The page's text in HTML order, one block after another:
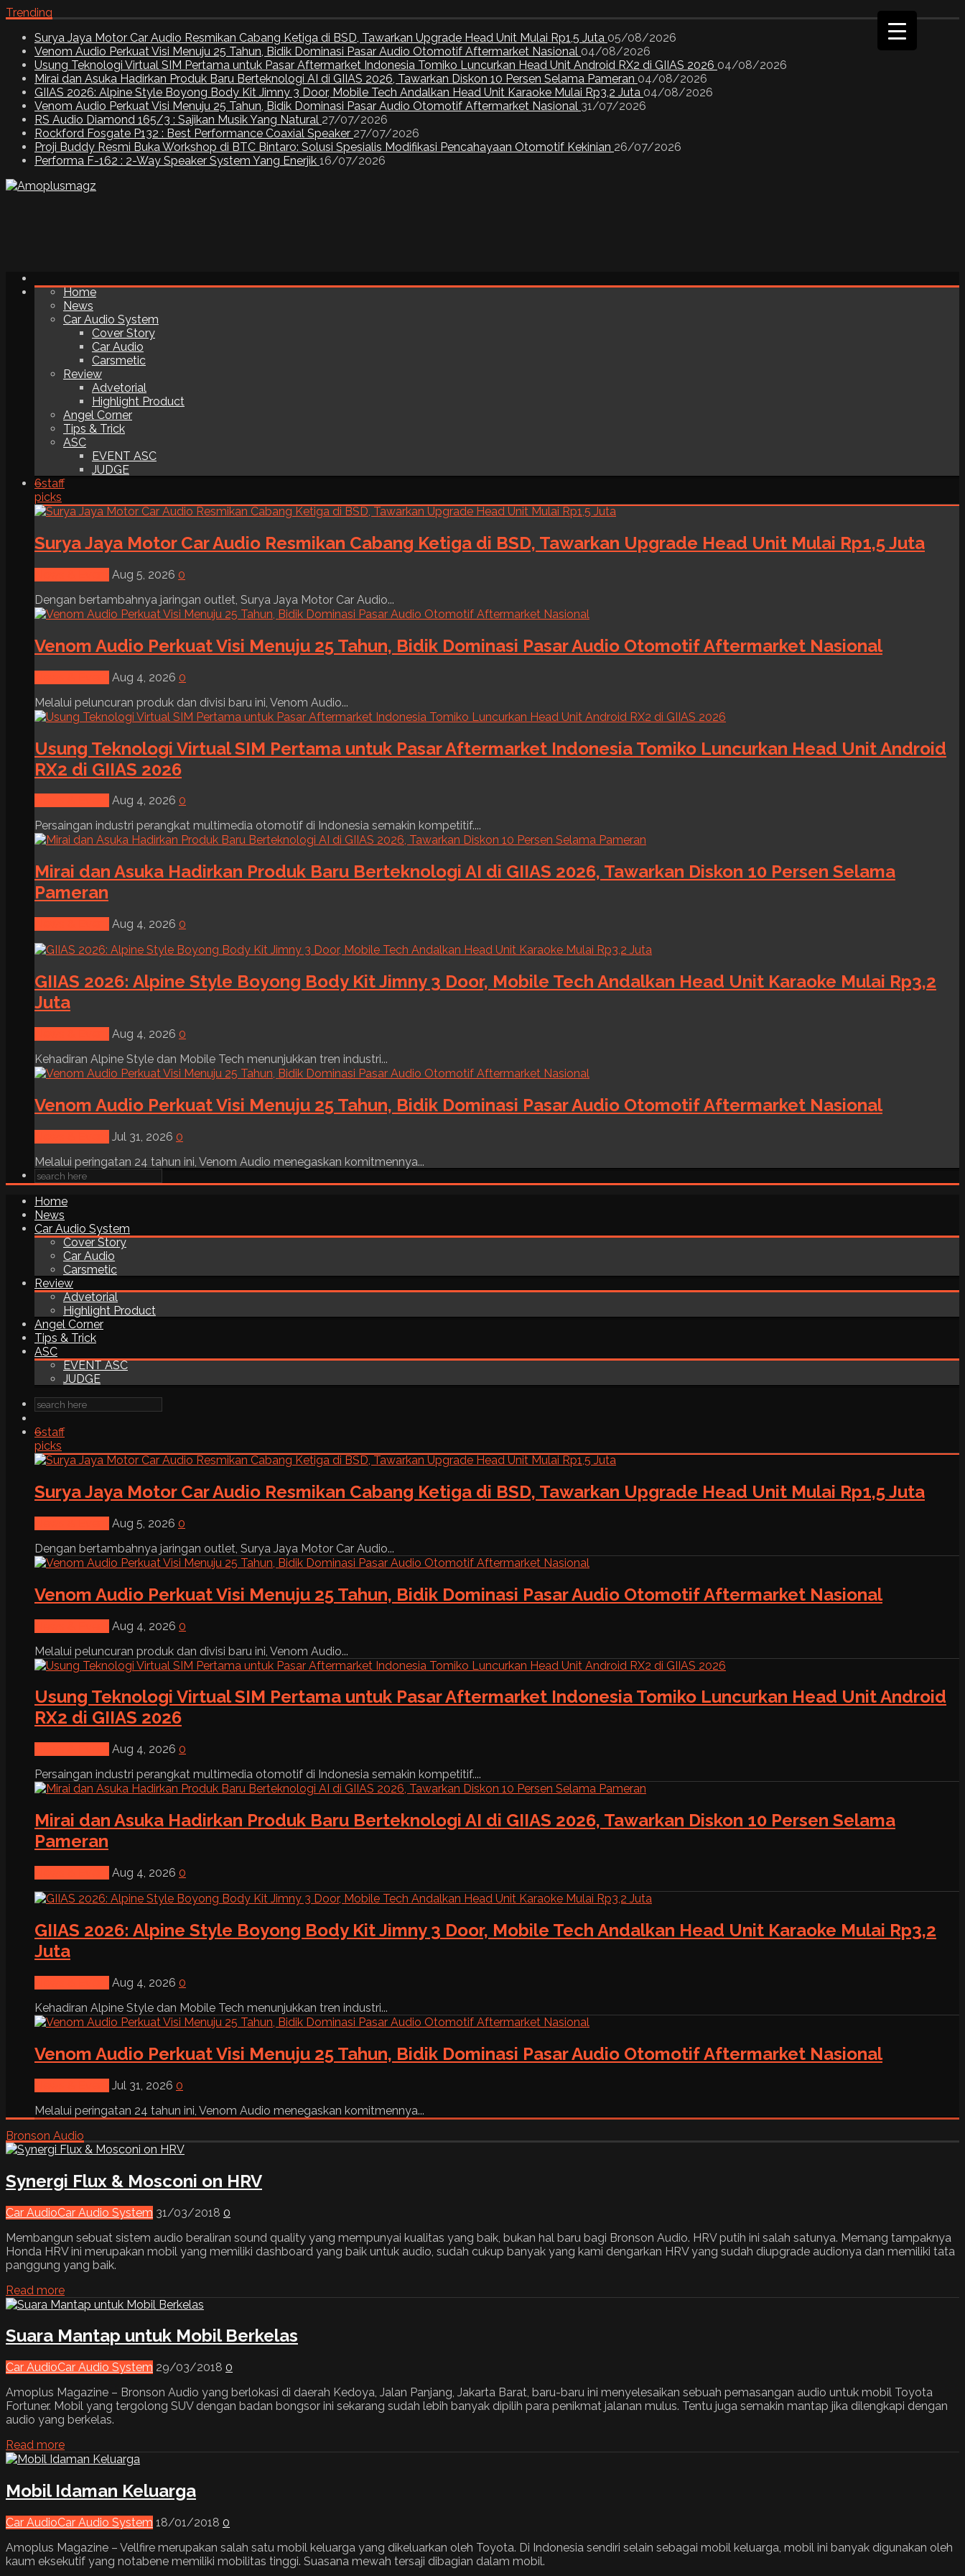
Trending
Surya Jaya Motor Car Audio Resmikan Cabang Ketiga di BSD, Tawarkan Upgrade Head Unit Mulai Rp1,5 Juta 05/08/2026
Venom Audio Perkuat Visi Menuju 25 Tahun, Bidik Dominasi Pasar Audio Otomotif Aftermarket Nasional 04/08/2026
Usung Teknologi Virtual SIM Pertama untuk Pasar Aftermarket Indonesia Tomiko Luncurkan Head Unit Android RX2 di GIIAS 2026 04/08/2026
Mirai dan Asuka Hadirkan Produk Baru Berteknologi AI di GIIAS 2026, Tawarkan Diskon 10 Persen Selama Pameran 04/08/2026
GIIAS 2026: Alpine Style Boyong Body Kit Jimny 3 Door, Mobile Tech Andalkan Head Unit Karaoke Mulai Rp3,2 Juta 04/08/2026
Venom Audio Perkuat Visi Menuju 25 Tahun, Bidik Dominasi Pasar Audio Otomotif Aftermarket Nasional 31/07/2026
RS Audio Diamond 165/3 : Sajikan Musik Yang Natural 27/07/2026
Rockford Fosgate P132 : Best Performance Coaxial Speaker 27/07/2026
Proji Buddy Resmi Buka Workshop di BTC Bintaro: Solusi Spesialis Modifikasi Pencahayaan Otomotif Kekinian 26/07/2026
Performa F-162 : 2-Way Speaker System Yang Enerjik 16/07/2026
Home
News
Car Audio System
Cover Story
Car Audio
Carsmetic
Review
Advetorial
Highlight Product
Angel Corner
Tips & Trick
ASC
EVENT ASC
JUDGE
6staff
picks
Surya Jaya Motor Car Audio Resmikan Cabang Ketiga di BSD, Tawarkan Upgrade Head Unit Mulai Rp1,5 Juta
Aug 5, 2026 0
Dengan bertambahnya jaringan outlet, Surya Jaya Motor Car Audio...
Venom Audio Perkuat Visi Menuju 25 Tahun, Bidik Dominasi Pasar Audio Otomotif Aftermarket Nasional
Aug 4, 2026 0
Melalui peluncuran produk dan divisi baru ini, Venom Audio...
Usung Teknologi Virtual SIM Pertama untuk Pasar Aftermarket Indonesia Tomiko Luncurkan Head Unit Android
RX2 di GIIAS 2026
Aug 4, 2026 0
Persaingan industri perangkat multimedia otomotif di Indonesia semakin kompetitif....
Mirai dan Asuka Hadirkan Produk Baru Berteknologi AI di GIIAS 2026, Tawarkan Diskon 10 Persen Selama
Pameran
Aug 4, 2026 0
GIIAS 2026: Alpine Style Boyong Body Kit Jimny 3 Door, Mobile Tech Andalkan Head Unit Karaoke Mulai Rp3,2
Juta
Aug 4, 2026 0
Kehadiran Alpine Style dan Mobile Tech menunjukkan tren industri...
Venom Audio Perkuat Visi Menuju 25 Tahun, Bidik Dominasi Pasar Audio Otomotif Aftermarket Nasional
Jul 31, 2026 0
Melalui peringatan 24 tahun ini, Venom Audio menegaskan komitmennya...
Home
News
Car Audio System
Cover Story
Car Audio
Carsmetic
Review
Advetorial
Highlight Product
Angel Corner
Tips & Trick
ASC
EVENT ASC
JUDGE
6staff
picks
Surya Jaya Motor Car Audio Resmikan Cabang Ketiga di BSD, Tawarkan Upgrade Head Unit Mulai Rp1,5 Juta
Aug 5, 2026 0
Dengan bertambahnya jaringan outlet, Surya Jaya Motor Car Audio...
Venom Audio Perkuat Visi Menuju 25 Tahun, Bidik Dominasi Pasar Audio Otomotif Aftermarket Nasional
Aug 4, 2026 0
Melalui peluncuran produk dan divisi baru ini, Venom Audio...
Usung Teknologi Virtual SIM Pertama untuk Pasar Aftermarket Indonesia Tomiko Luncurkan Head Unit Android
RX2 di GIIAS 2026
Aug 4, 2026 0
Persaingan industri perangkat multimedia otomotif di Indonesia semakin kompetitif....
Mirai dan Asuka Hadirkan Produk Baru Berteknologi AI di GIIAS 2026, Tawarkan Diskon 10 Persen Selama
Pameran
Aug 4, 2026 0
GIIAS 2026: Alpine Style Boyong Body Kit Jimny 3 Door, Mobile Tech Andalkan Head Unit Karaoke Mulai Rp3,2
Juta
Aug 4, 2026 0
Kehadiran Alpine Style dan Mobile Tech menunjukkan tren industri...
Venom Audio Perkuat Visi Menuju 25 Tahun, Bidik Dominasi Pasar Audio Otomotif Aftermarket Nasional
Jul 31, 2026 0
Melalui peringatan 24 tahun ini, Venom Audio menegaskan komitmennya...
Bronson Audio
Synergi Flux & Mosconi on HRV
Car AudioCar Audio System 31/03/2018 0
Membangun sebuat sistem audio beraliran sound quality yang mempunyai kualitas yang baik, bukan hal baru bagi Bronson Audio. HRV putih ini salah satunya. Memang tampaknya
Honda HRV ini merupakan mobil yang memiliki dashboard yang baik untuk audio, sudah cukup banyak yang kami dengarkan HRV yang sudah diupgrade audionya dan memiliki tata
panggung yang baik.
Read more
Suara Mantap untuk Mobil Berkelas
Car AudioCar Audio System 29/03/2018 0
Amoplus Magazine – Bronson Audio yang berlokasi di daerah Kedoya, Jalan Panjang, Jakarta Barat, baru-baru ini menyelesaikan sebuah pemasangan audio untuk mobil Toyota
Fortuner. Mobil yang tergolong SUV dengan badan bongsor ini sekarang sudah lebih banyak dipilih para penikmat jalanan mulus. Tentu juga semakin mantap jika dilengkapi dengan
audio yang berkelas.
Read more
Mobil Idaman Keluarga
Car AudioCar Audio System 18/01/2018 0
Amoplus Magazine – Vellfire merupakan salah satu mobil keluarga yang dikeluarkan oleh Toyota. Di Indonesia sendiri selain sebagai mobil keluarga, mobil ini banyak digunakan oleh
kaum eksekutif yang notabene memiliki mobilitas tinggi. Suasana mewah tersaji dibagian dalam mobil.